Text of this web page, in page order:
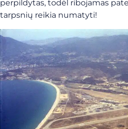
perpildytas, todėl ribojamas
tarpsnių reikia numatyti!